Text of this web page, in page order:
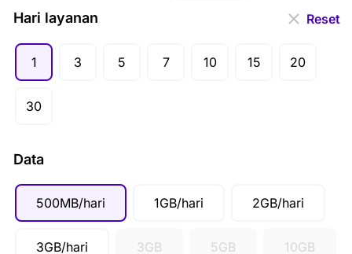
AUD ($)
Hari layanan
1 3 5 7 10 15 20
30
Data
500MB/hari 1GB/hari 2GB/hari
3GB/hari 3GB 5GB 10GB
Reset